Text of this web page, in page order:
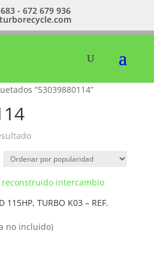
- 672 679 936
“53039880114”
115HP, TURBO K03 – REF.
no incluido)